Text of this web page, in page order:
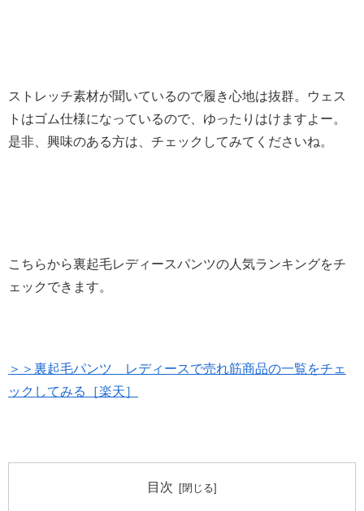
ストレッチ素材が聞いているので履き心地は抜群。ウェス
トはゴム仕様になっているので、ゆったりはけますよー。
是非、興味のある方は、チェックしてみてくださいね。
こちらから裏起毛レディースパンツの人気ランキングをチ
ェックできます。
＞＞裏起毛パンツ レディースで売れ筋商品の一覧をチェ
ックしてみる［楽天］
目次